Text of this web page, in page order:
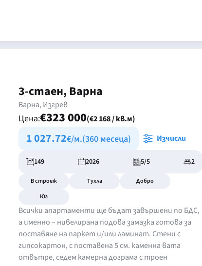
3-стаен, Варна
Варна, Изгрев
Цена:€323 000(€2 168 / кв.м)
1 027.72€/м.(360 месеца) Изчисли
149 2026 5/5 2
В строеж Тухла
Добро
Юг
Всички апартаменти ще бъдат завършени по БДС,
а именно – нивелирана подова замазка готова за
поставяне на паркет и/или ламинат. Стени с
гипсокартон, с поставена 5 см. каменна вата
отвътре, седем камерна дограма с троен